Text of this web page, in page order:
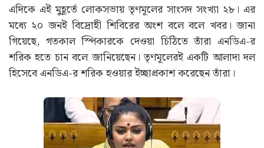
এদিকে এই মুহূর্তে লোকসভায় তৃণমূলের সাংসদ সংখ্যা ২৮। এর
মধ্যে ২০ জনই বিদ্রোহী শিবিরের অংশ বলে বলে খবর। জানা
গিয়েছে, গতকাল স্পিকারকে দেওয়া চিঠিতে তাঁরা এনডিএ-র
শরিক হতে চান বলে জানিয়েছেন। তৃণমূলেরই একটি আলাদা দল
হিসেবে এনডিএ-র শরিক হওয়ার ইচ্ছাপ্রকাশ করেছেন তাঁরা।